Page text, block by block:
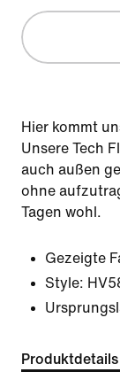
Hier kommt
Unsere Tech
auch außen
ohne
Tagen wohl.
Gezeigte
Style: